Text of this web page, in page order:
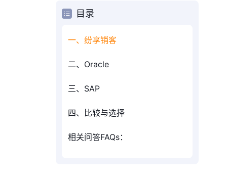
目录
一、纷享销客
二、Oracle
三、SAP
四、比较与选择
相关问答FAQs：